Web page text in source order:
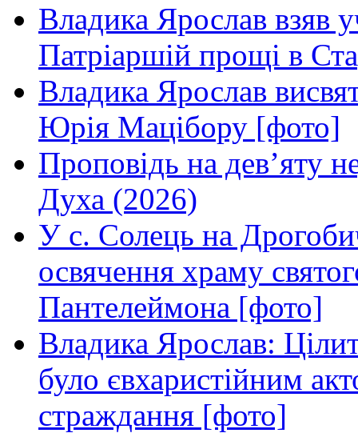
Владика Ярослав взяв
Патріаршій прощі в
Владика Ярослав
Юрія Мацібору [фото]
Проповідь на дев’яту
Духа (2026)
У с. Солець на
освячення храму
Пантелеймона [фото]
Владика Ярослав:
було євхаристійним
страждання [фото]